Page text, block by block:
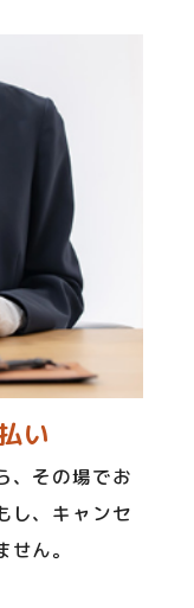
い
、その場でお
し、キャンセ
ん。